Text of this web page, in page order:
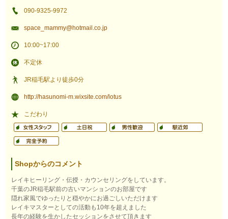
090-9325-9972
space_mammy@hotmail.co.jp
10:00~17:00
不定休
JR稲毛駅より徒歩0分
http://hasunomi-m.wixsite.com/lotus
こだわり
Shopからのコメント
レイキヒーリング・伝授・カウンセリングをしています。
千葉のJR稲毛駅前の古いマンションのお部屋です
隠れ家風でゆったりと穏やかにお過ごしいただけます
レイキマスターとしての活動も10年を超えました
長年の経験を生かしたセッションをさせて頂きます